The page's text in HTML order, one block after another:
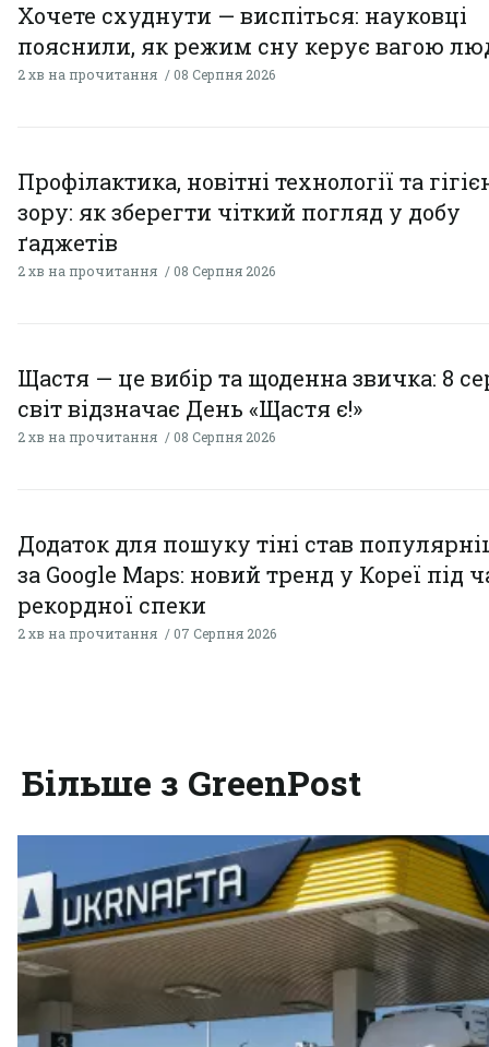
Хочете схуднути — виспіться: науковці
пояснили, як режим сну керує вагою
2 хв на прочитання 08 Серпня 2026
Профілактика, новітні технології та
зору: як зберегти чіткий погляд у добу
ґаджетів
2 хв на прочитання 08 Серпня 2026
Щастя — це вибір та щоденна звичка: 8
світ відзначає День «Щастя є!»
2 хв на прочитання 08 Серпня 2026
Додаток для пошуку тіні став
за Google Maps: новий тренд у Кореї під
рекордної спеки
2 хв на прочитання 07 Серпня 2026
Більше з GreenPost